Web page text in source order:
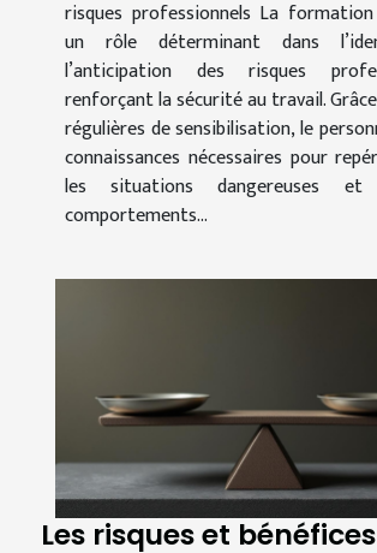
risques professionnels La
un rôle déterminant dans
l’anticipation des risques
renforçant la sécurité au travail.
régulières de sensibilisation, le
connaissances nécessaires pour
les situations dangereuses
comportements...
Les risques et